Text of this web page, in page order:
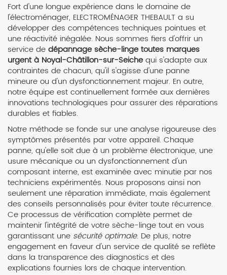
Fort d'une longue expérience dans le domaine de
l'électroménager, ELECTROMÉNAGER THEBAULT a su
développer des compétences techniques pointues et
une réactivité inégalée. Nous sommes fiers d'offrir un
service de dépannage sèche-linge toutes marques
urgent à Noyal-Châtillon-sur-Seiche qui s'adapte aux
contraintes de chacun, qu'il s'agisse d'une panne
mineure ou d'un dysfonctionnement majeur. En outre,
notre équipe est continuellement formée aux dernières
innovations technologiques pour assurer des réparations
durables et fiables.
Notre méthode se fonde sur une analyse rigoureuse des
symptômes présentés par votre appareil. Chaque
panne, qu'elle soit due à un problème électronique, une
usure mécanique ou un dysfonctionnement d'un
composant interne, est examinée avec minutie par nos
techniciens expérimentés. Nous proposons ainsi non
seulement une réparation immédiate, mais également
des conseils personnalisés pour éviter toute récurrence.
Ce processus de vérification complète permet de
maintenir l'intégrité de votre sèche-linge tout en vous
garantissant une sécurité optimale. De plus, notre
engagement en faveur d'un service de qualité se reflète
dans la transparence des diagnostics et des
explications fournies lors de chaque intervention.